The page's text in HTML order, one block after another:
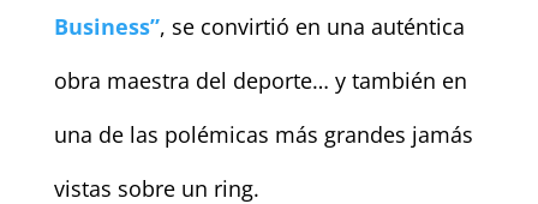
Business”, se convirtió en una auténtica
obra maestra del deporte… y también en
una de las polémicas más grandes jamás
vistas sobre un ring.